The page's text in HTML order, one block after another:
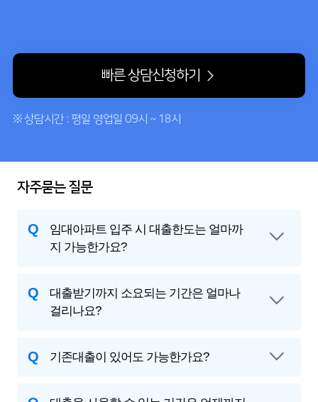
빠른 상담신청하기
※ 상담시간 : 평일 영업일 09시 ~ 18시
자주묻는 질문
Q
임대아파트 입주 시 대출한도는 얼마까
지 가능한가요?
Q
대출받기까지 소요되는 기간은 얼마나
걸리나요?
Q 기존대출이 있어도 가능한가요?